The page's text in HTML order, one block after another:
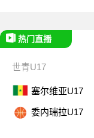
热门直播
世青U17
塞尔维亚U17
委内瑞拉U17